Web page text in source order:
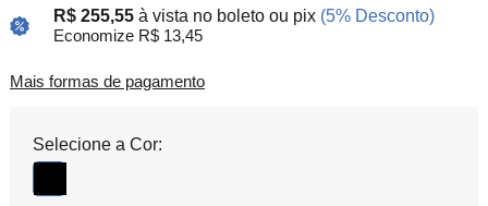
R$ 255,55 à vista no boleto ou pix (5% Desconto)
Economize R$ 13,45
Mais formas de pagamento
Selecione a Cor: